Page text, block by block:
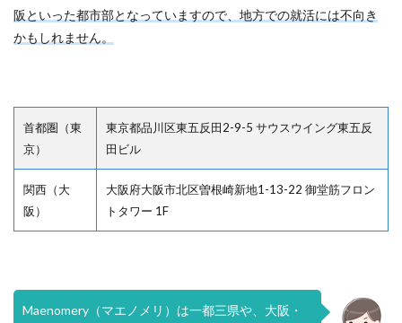
阪といった都市部となっていますので、地方での就活には不向き
かもしれません。
首都圏（東
京）
東京都品川区東五反田2-9-5 サウスウイング東五反
田ビル
関西（大
阪）
大阪府大阪市北区曽根崎新地1-13-22 御堂筋フロン
トタワー 1F
Maenomery（マエノメリ）は一都三県や、大阪・